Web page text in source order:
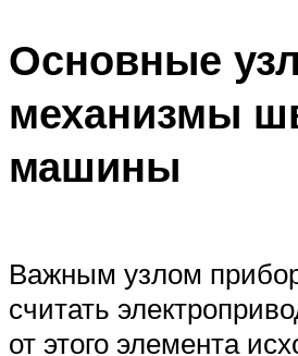
Основные
механизмы
машины
Важным узлом
считать
от этого элемента